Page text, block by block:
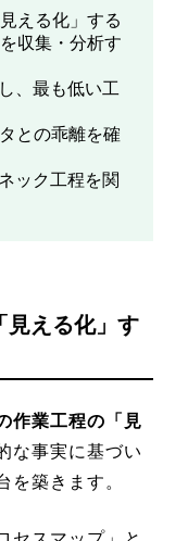
える化」する
収集・分析す
、最も低い工
との乖離を確
ック工程を関
見える化」す
作業工程の「見
な事実に基づい
を築きます。